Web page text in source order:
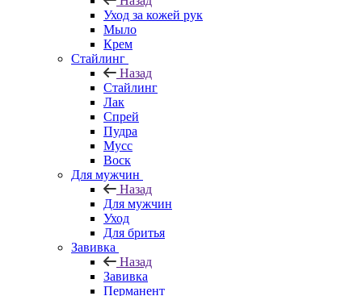
Уход за кожей рук
Мыло
Крем
Стайлинг
Назад
Стайлинг
Лак
Спрей
Пудра
Мусс
Воск
Для мужчин
Назад
Для мужчин
Уход
Для бритья
Завивка
Назад
Завивка
Перманент